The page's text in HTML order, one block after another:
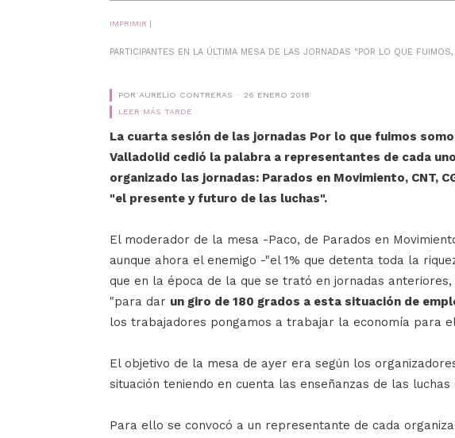
IMPRIMIR |
PARTICIPANTES EN LA ÚLTIMA MESA DE LAS JORNADAS "POR LO QUE
POR AURELIO CONTRERAS
26 ENERO 2018
LEER MÁS TARDE
La cuarta sesión de las jornadas Por lo que fuimos
Valladolid cedió la palabra a representantes de cada
organizado las jornadas: Parados en Movimiento, CNT,
"el presente y futuro de las luchas".
El moderador de la mesa -Paco, de Parados en
aunque ahora el enemigo -"el 1% que detenta toda la
que en la época de la que se trató en jornadas
"para dar un giro de 180 grados a esta situación de
los trabajadores pongamos a trabajar la economía para
El objetivo de la mesa de ayer era según los
situación teniendo en cuenta las enseñanzas de las luchas
Para ello se convocó a un representante de cada